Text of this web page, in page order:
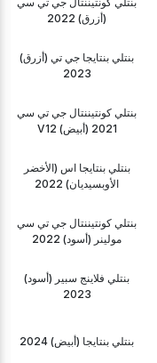
(أزرق) 2022
بنتلي بنتايجا جي تي (أزرق)
2023
بنتلي كونتيننتال جي تي سي
V12 (أبيض) 2021
بنتلي بنتايجا اس (الأخضر
الأوبسيديان) 2022
بنتلي كونتيننتال جي تي سي
مولينر (أسود) 2022
بنتلي فلاينج سبير (أسود)
2023
بنتلي بنتايجا (أبيض) 2024